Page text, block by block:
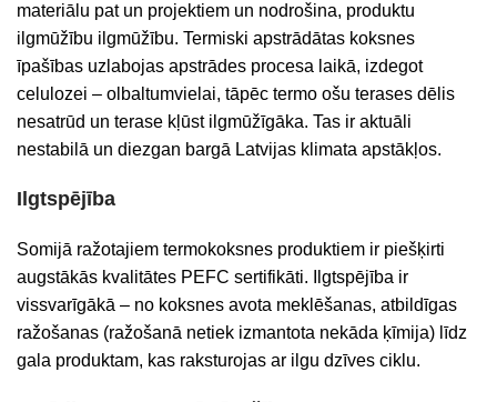
materiālu pat un projektiem un nodrošina, produktu
ilgmūžību ilgmūžību. Termiski apstrādātas koksnes
īpašības uzlabojas apstrādes procesa laikā, izdegot
celulozei – olbaltumvielai, tāpēc termo ošu terases dēlis
nesatrūd un terase kļūst ilgmūžīgāka. Tas ir aktuāli
nestabilā un diezgan bargā Latvijas klimata apstākļos.
Ilgtspējība
Somijā ražotajiem termokoksnes produktiem ir piešķirti
augstākās kvalitātes PEFC sertifikāti. Ilgtspējība ir
vissvarīgākā – no koksnes avota meklēšanas, atbildīgas
ražošanas (ražošanā netiek izmantota nekāda ķīmija) līdz
gala produktam, kas raksturojas ar ilgu dzīves ciklu.